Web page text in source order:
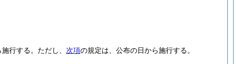
行する。 ただし、 次項の規定は、公布の日から施行する。